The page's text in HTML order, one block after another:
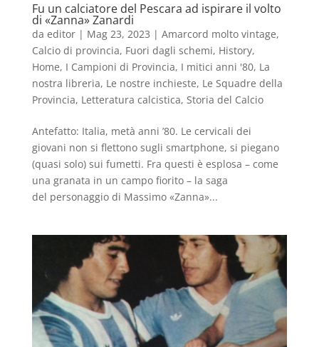
Fu un calciatore del Pescara ad ispirare il volto
di «Zanna» Zanardi
da editor| Mag 23, 2023 | Amarcord molto vintage,
Calcio di provincia, Fuori dagli schemi, History,
Home, I Campioni di Provincia, I mitici anni '80, La
nostra libreria, Le nostre inchieste, Le Squadre della
Provincia, Letteratura calcistica, Storia del Calcio
Antefatto: Italia, metà anni ’80. Le cervicali dei
giovani non si flettono sugli smartphone, si piegano
(quasi solo) sui fumetti. Fra questi è esplosa – come
una granata in un campo fiorito – la saga
del personaggio di Massimo «Zanna»...